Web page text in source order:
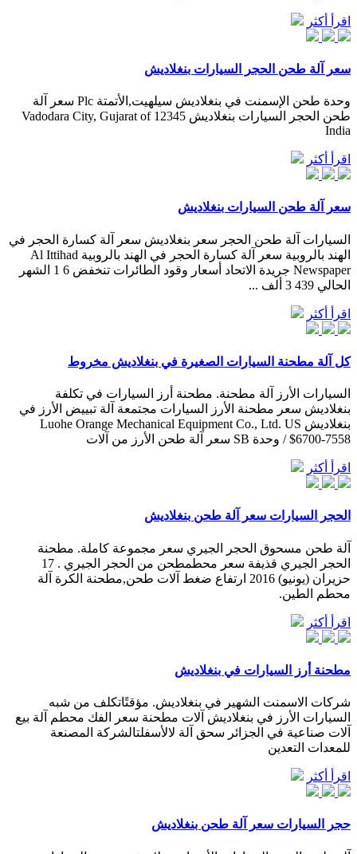
اقرأ أكثر
سعر آلة طحن الحجر السيارات بنغلاديش
وحدة طحن الإسمنت في بنغلاديش سيلهيت,الأتمتة Plc سعر آلة
طحن الحجر السيارات بنغلاديش 12345 Vadodara City, Gujarat of
India
اقرأ أكثر
سعر آلة طحن السيارات بنغلاديش
السيارات آلة طحن الحجر سعر بنغلاديش سعر آلة كسارة الحجر في
الهند بالروبية سعر آلة كسارة الحجر في الهند بالروبية Al Ittihad
Newspaper جريدة الاتحاد أسعار وقود الطائرات تنخفض 6 1 الشهر
الحالي 439 3 ألف ...
اقرأ أكثر
كل آلة مطحنة السيارات الصغيرة في بنغلاديش مخروط
السيارات الأرز آلة مطحنة. مطحنة أرز السيارات في تكلفة
بنغلاديش سعر مطحنة الأرز السيارات مجتمعة آلة تبييض الأرز في
بنغلاديش Luohe Orange Mechanical Equipment Co., Ltd. US
$6700-7558 / وحدة SB سعر آلة طحن الأرز من آلات
اقرأ أكثر
الحجر السيارات سعر آلة طحن بنغلاديش
آلة طحن مسحوق الحجر الجيري سعر مجموعة كاملة. مطحنة
الحجر الجيري قذيفة سعر محطمطحن من الحجر الجيري . 17
حزيران (يونيو) 2016 ارتفاع ضغط آلات طحن,مطحنة الكرة آلة
محطم الطين.
اقرأ أكثر
مطحنة أرز السيارات في بنغلاديش
شركات الاسمنت الشهير في بنغلاديش. مؤقتًاتكلف من شبه
السيارات الأرز في بنغلاديش آلات مطحنة سعر الفك محطم آلة بيع
آلات صناعية في الجزائر سحق آلة لالأسفلتالشركة المصنعة
للمعدات التعدين
اقرأ أكثر
حجر السيارات سعر آلة طحن بنغلاديش